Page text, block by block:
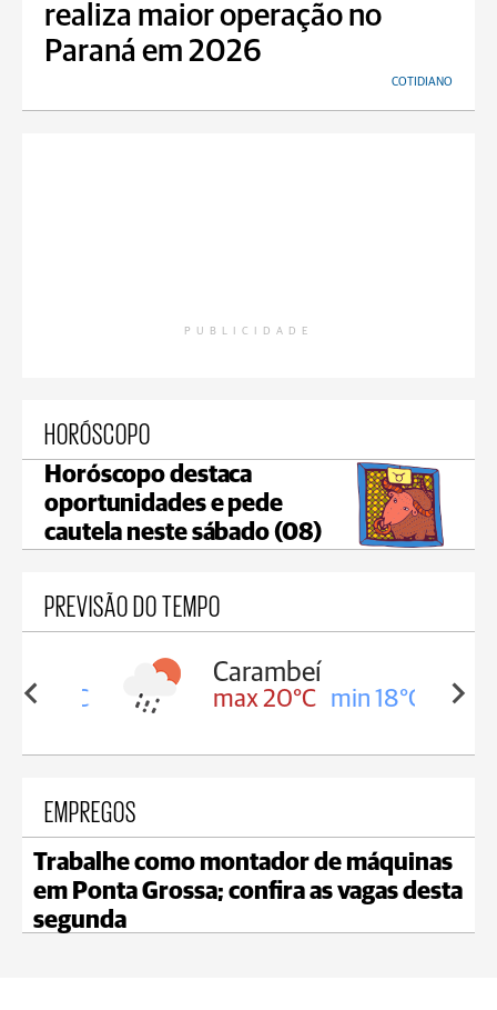
realiza maior operação no
Paraná em 2026
COTIDIANO
PUBLICIDADE
HORÓSCOPO
Horóscopo destaca
oportunidades e pede
cautela neste sábado (08)
PREVISÃO DO TEMPO
18°C
Carambeí
max 20°C min 18°C
EMPREGOS
Trabalhe como montador de máquinas
em Ponta Grossa; confira as vagas desta
segunda